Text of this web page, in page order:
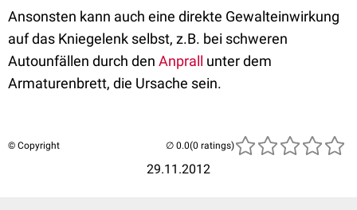
Ansonsten kann auch eine direkte Gewalteinwirkung
auf das Kniegelenk selbst, z.B. bei schweren
Autounfällen durch den Anprall unter dem
Armaturenbrett, die Ursache sein.
© Copyright
29.11.2012
(0 ratings)